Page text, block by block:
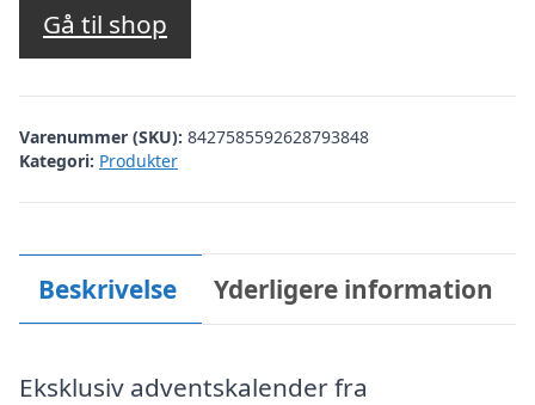
Gå til shop
Varenummer (SKU): 8427585592628793848
Kategori: Produkter
Beskrivelse Yderligere information
Eksklusiv adventskalender fra